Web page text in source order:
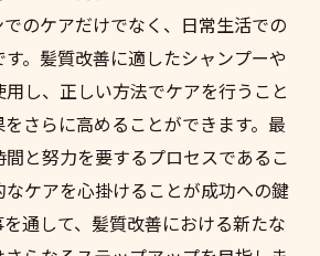
のケアだけでなく、日常生活での
。髪質改善に適したシャンプーや
用し、正しい方法でケアを行うこと
さらに高めることができます。最
と努力を要するプロセスであるこ
なケアを心掛けることが成功への鍵
通して、髪質改善における新たな